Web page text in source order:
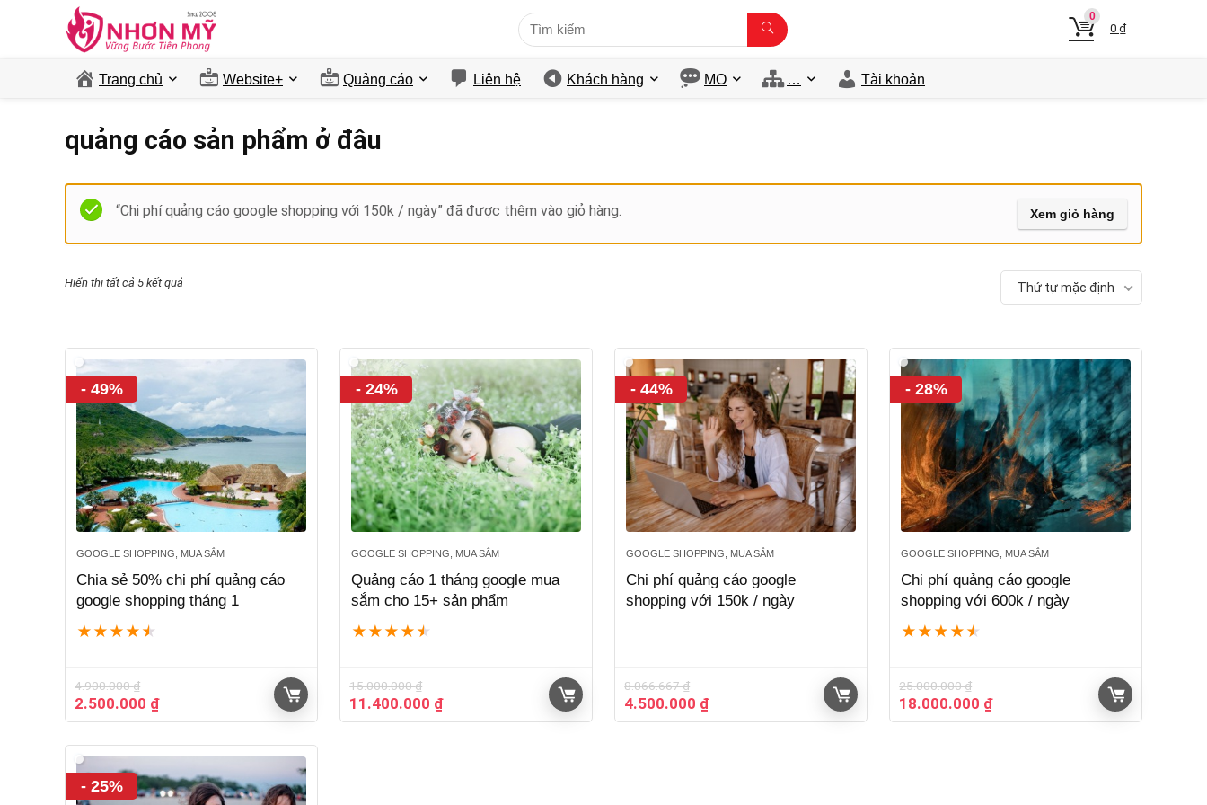
0
0 ₫
Trang chủ Website+ Quảng cáo Liên hệ Khách hàng MO … Tài khoản
quảng cáo sản phẩm ở đâu
“Chi phí quảng cáo google shopping với 150k / ngày” đã được thêm vào giỏ hàng. Xem giỏ hàng
Hiển thị tất cả 5 kết quả Thứ tự mặc định
- 49%
GOOGLE SHOPPING, MUA SẮM
Chia sẻ 50% chi phí quảng cáo
google shopping tháng 1
★ ★ ★ ★ ★
4.900.000₫
Giá
gốc
4.900.000 ₫.
2.500.000 ₫Giá
hiện
là:
2.500.000 ₫.
- 24%
GOOGLE SHOPPING, MUA SẮM
Quảng cáo 1 tháng google mua
sắm cho 15+ sản phẩm
★ ★ ★ ★ ★
15.000.000₫
Giá
gốc
11.400.000 ₫Giá
hiện
- 44%
GOOGLE SHOPPING, MUA SẮM
Chi phí quảng cáo google
shopping với 150k / ngày
8.066.667₫
Giá
gốc
4.500.000 ₫Giá
hiện
- 28%
GOOGLE SHOPPING, MUA SẮM
Chi phí quảng cáo google
shopping với 600k / ngày
★ ★ ★ ★ ★
25.000.000₫
Giá
gốc
18.000.000 ₫Giá
hiện
- 25%